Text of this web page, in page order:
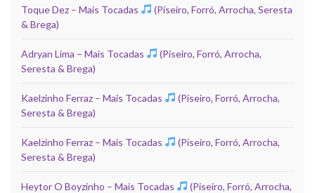
Toque Dez – Mais Tocadas
(Piseiro, Forró, Arrocha, Seresta
& Brega)
Adryan Lima – Mais Tocadas
(Piseiro, Forró, Arrocha,
Seresta & Brega)
Kaelzinho Ferraz – Mais Tocadas
(Piseiro, Forró, Arrocha,
Seresta & Brega)
Kaelzinho Ferraz – Mais Tocadas
(Piseiro, Forró, Arrocha,
Seresta & Brega)
Heytor O Boyzinho – Mais Tocadas
(Piseiro, Forró, Arrocha,